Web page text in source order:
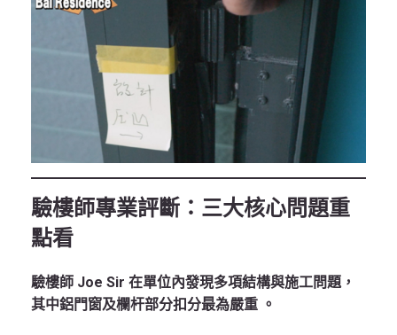
驗樓師專業評斷：三大核心問題重
點看
驗樓師 Joe Sir 在單位內發現多項結構與施工問題，
其中鋁門窗及欄杆部分扣分最為嚴重 。